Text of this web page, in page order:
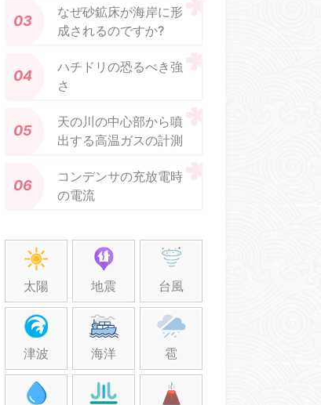
ですか?
なぜ砂鉱床が海岸に形
成されるのですか?
ハチドリの恐るべき強
さ
天の川の中心部から噴
出する高温ガスの計測
コンデンサの充放電時
の電流
太陽 地震 台風
津波 海洋 雹